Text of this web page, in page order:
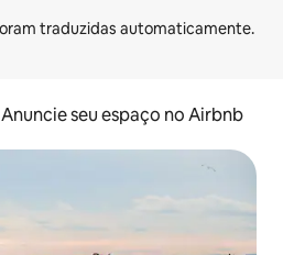
Anuncie seu espaço no Airbnb